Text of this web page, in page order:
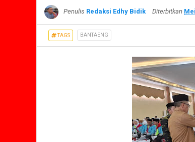
Penulis Redaksi Edhy Bidik Diterbitkan
TAGS BANTAENG